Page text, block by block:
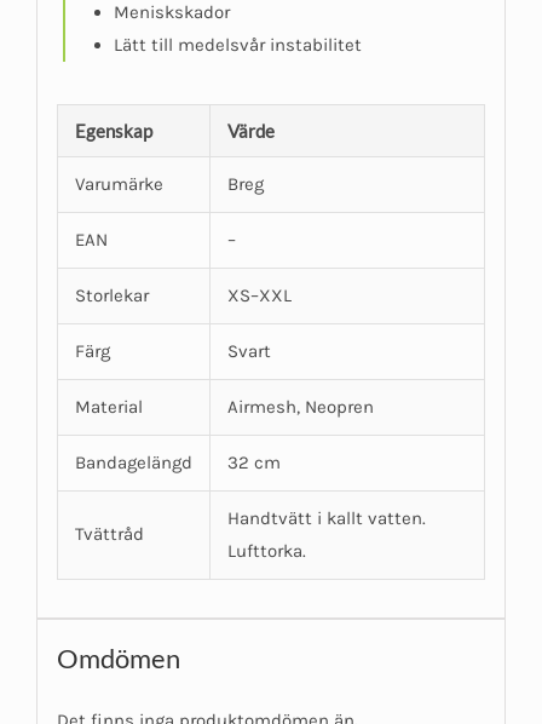
Meniskskador
Lätt till medelsvår instabilitet
Egenskap Värde
Varumärke Breg
EAN –
Storlekar XS–XXL
Färg Svart
Material Airmesh, Neopren
Bandagelängd 32 cm
Tvättråd
Handtvätt i kallt vatten.
Lufttorka.
Omdömen